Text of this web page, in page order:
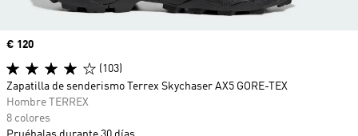
Precio
€ 120
(103)
Zapatilla de senderismo Terrex Skychaser AX5 GORE-TEX
Hombre TERREX
8 colores